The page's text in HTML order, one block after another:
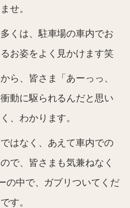
せ。
くは、駐車場の車内でお
お姿をよく見かけます笑
ら、皆さま「あーっっ、
動に駆られるんだと思い
、わかります。
はなく、あえて車内での
で、皆さまも気兼ねなく
の中で、ガブリついてくだ
す。